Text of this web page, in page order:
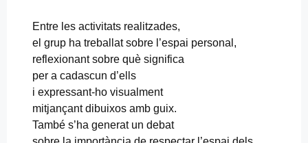
Entre les activitats realitzades,
el grup ha treballat sobre l’espai personal,
reflexionant sobre què significa
per a cadascun d’ells
i expressant-ho visualment
mitjançant dibuixos amb guix.
També s’ha generat un debat